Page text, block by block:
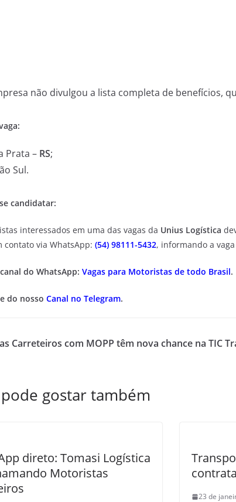
não divulgou a lista completa de benefícios,
Prata – RS;
Sul.
candidatar:
interessados em uma das vagas da Unius Logística
contato via WhatsApp: (54) 98111-5432, informando a
do WhatsApp: Vagas para Motoristas de todo Brasil.
do nosso Canal no Telegram.
Carreteiros com MOPP têm nova chance na TIC
gostar também
direto: Tomasi Logística
Motoristas
23 de